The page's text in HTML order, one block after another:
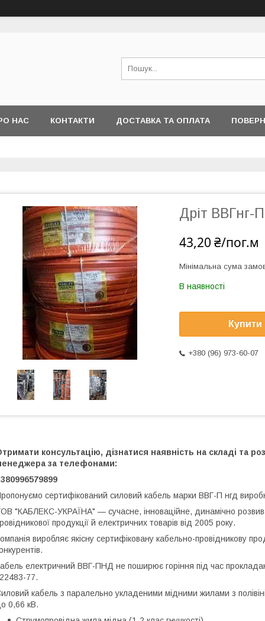
НАС КОНТАКТИ ДОСТАВКА ТА ОПЛАТА
Дріт ВВГнг-
43,20 ₴/пог.м
Мінімальна сума
В наявності
Купити
+380 (96) 973-60-07
консультацію, дізнатися наявність на складі та
за телефонами:
сертифікований силовий кабель марки ВВГ-П нгд
"КАБЛЕКС-УКРАЇНА" — сучасне, інноваційне, динамічно
продукції й електричних товарів від 2005 року.
виробляє якісну сертифіковану кабельно-провідникову
електричний ВВГ-ПНД не поширює горіння під час
22483-77.
кабель з паралельно укладеними мідними жилами з
0,66 кВ.